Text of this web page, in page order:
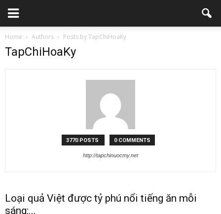
Home Authors Posts by TapChiHoaKy
TapChiHoaKy
3770 POSTS 0 COMMENTS
http://tapchinuocmy.net
Loại quả Việt được tỷ phú nổi tiếng ăn mỗi
sáng:...